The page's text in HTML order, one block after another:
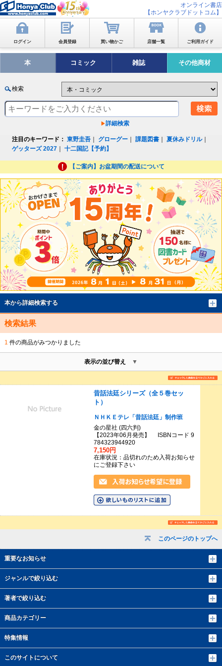
オンライン書店
【ホンヤクラブドットコム】
ログイン 会員登録 買い物かご 店舗一覧 ご利用ガイド
本 コミック 雑誌 その他商材
検索
詳細検索
注目のキーワード： 東野圭吾 グローグー ｜課題図書 ｜夏休みドリル｜
ゲッターズ 2027 ｜十二国記【予約】
【ご案内】お盆期間の配送について
このページのトップへ
重要なお知らせ
ジャンルで絞り込む
著者で絞り込む
商品カテゴリー
特集情報
このサイトについて
本から詳細検索する
検索結果
1 件の商品がみつかりました
表示の並び替え
昔話法廷シリーズ（全５巻セッ
ト）
ＮＨＫＥテレ「昔話法廷」制作班
金の星社 (四六判)
【2023年06月発売】 ISBNコード 9
784323944920
7,150円
在庫状況：品切れのため入荷お知らせ
にご登録下さい